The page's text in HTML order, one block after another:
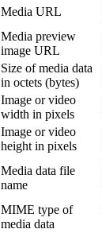
Media URL
Media preview
image URL
Size of media data
in octets (bytes)
Image or video
width in pixels
Image or video
height in pixels
Media data file
name
MIME type of
media data